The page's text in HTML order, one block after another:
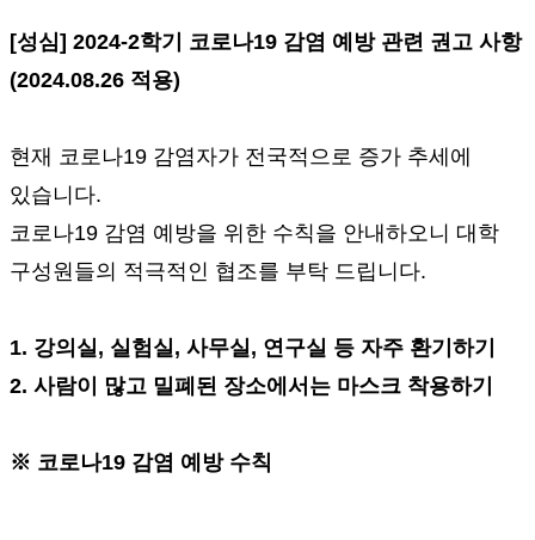
[성심] 2024-2학기 코로나19 감염 예방 관련 권고 사항
(2024.08.26 적용)
현재 코로나19 감염자가 전국적으로 증가 추세에
있습니다.
코로나19 감염 예방을 위한 수칙을 안내하오니 대학
구성원들의 적극적인 협조를 부탁 드립니다.
1. 강의실, 실험실, 사무실, 연구실 등 자주 환기하기
2. 사람이 많고 밀폐된 장소에서는 마스크 착용하기
※ 코로나19 감염 예방 수칙